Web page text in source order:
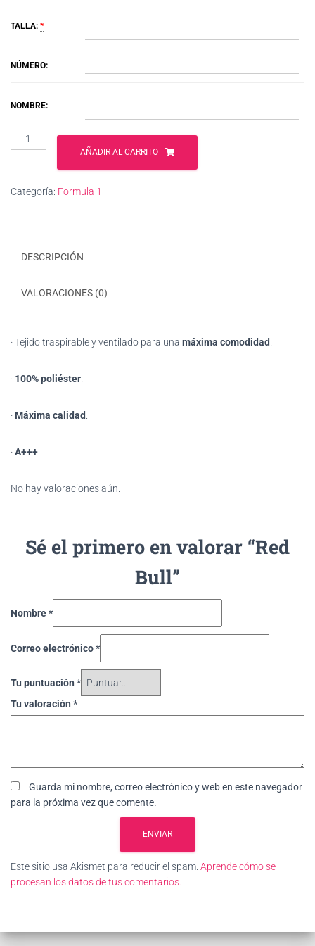
TALLA: *
NÚMERO:
NOMBRE:
Red
Bull
AÑADIR AL CARRITO
Categoría: Formula 1
DESCRIPCIÓN
VALORACIONES (0)
· Tejido traspirable y ventilado para una máxima comodidad
· 100% poliéster
· Máxima calidad
·A+++
No hay valoraciones aún.
Sé el primero en valorar “Red
Bull”
Nombre*
Correo electrónico*
Tu puntuación *
Tu valoración *
Guarda mi nombre, correo electrónico y web en este navegador
para la próxima vez que comente.
Este sitio usa Akismet para reducir el spam. Aprende cómo se
procesan los datos de tus comentarios.